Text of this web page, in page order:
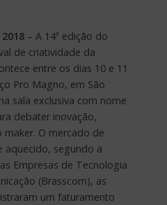
2018– A 14ª edição do
de criatividade da
entre os dias 10 e 11
Pro Magno, em São
sala exclusiva com nome
debater inovação,
O mercado de
aquecido, segundo a
Empresas de Tecnologia
(Brasscom), as
um faturamento